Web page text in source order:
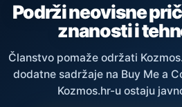
Podrži neovisne
znanosti i
Članstvo pomaže održati
dodatne sadržaje na Buy Me a
Kozmos.hr-u ostaju